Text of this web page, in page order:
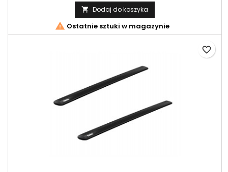
 Dodaj do koszyka
 Ostatnie sztuki w magazynie
favorite_border